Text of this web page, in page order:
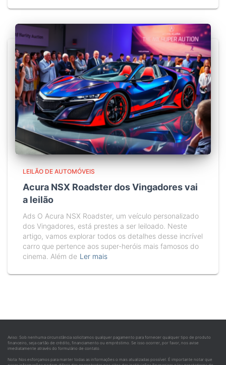
LEILÃO DE AUTOMÓVEIS
Acura NSX Roadster dos Vingadores vai
a leilão
Ads O Acura NSX Roadster, um veículo personalizado
dos Vingadores, está prestes a ser leiloado. Neste
artigo, vamos explorar todos os detalhes desse incrível
carro que pertence aos super-heróis mais famosos do
cinema. Além de Ler mais
Aviso: Sob nenhuma circunstância solicitamos qualquer pagamento para fornecer qualquer tipo de produto
financeiro, seja cartão de crédito, financiamento ou empréstimo. Se isso ocorrer, por favor, nos avise
imediatamente através do formulário de contato.
Nota: Nos esforçamos para manter todas as informações o mais atualizadas possível. É importante notar que